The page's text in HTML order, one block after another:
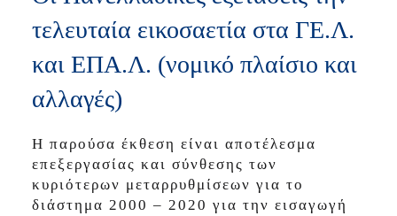
τελευταία εικοσαετία στα ΓΕ.Λ.
και ΕΠΑ.Λ. (νομικό πλαίσιο και
αλλαγές)
Η παρούσα έκθεση είναι αποτέλεσμα
επεξεργασίας και σύνθεσης των
κυριότερων μεταρρυθμίσεων για το
διάστημα 2000 – 2020 για την εισαγωγή